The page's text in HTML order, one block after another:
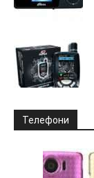
Телефони